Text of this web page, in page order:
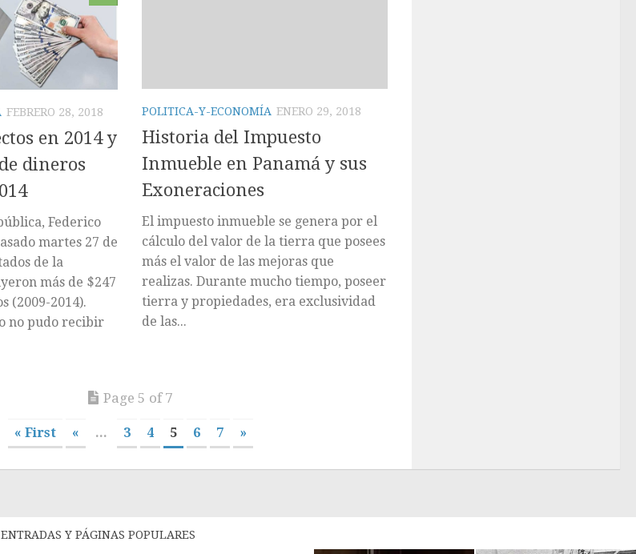
FEBRERO 28, 2018
en 2014 y
dineros
Federico
martes 27 de
de la
más de $247
(2009-2014).
no pudo recibir
POLITICA-Y-ECONOMÍA ENERO 29, 2018
Historia del Impuesto
Inmueble en Panamá y sus
Exoneraciones
El impuesto inmueble se genera por el
cálculo del valor de la tierra que posees
más el valor de las mejoras que
realizas. Durante mucho tiempo, poseer
tierra y propiedades, era exclusividad
de las...
Page 5 of 7
« First « ... 3 4 5 6 7 »
ENTRADAS Y PÁGINAS POPULARES